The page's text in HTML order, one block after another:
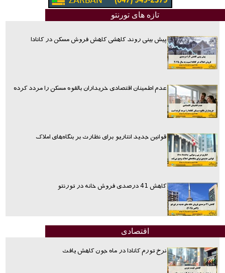
تازه های تورنتو
پیش بینی روند کاهشی کاهش فروش مسکن در کانادا
عدم اطمینان اقتصادی خریداران بالقوه مسکن را مردد کرده
قوانین جدید انتاریو برای نظارت بر بنگاه‌های املاک
کاهش 41 درصدی فروش خانه در تورنتو
اقتصادی
نرخ تورم کانادا در ماه جون کاهش یافت